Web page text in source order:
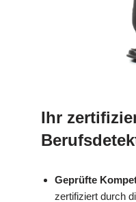
Ihr
Geprüfte
zertifiziert durch